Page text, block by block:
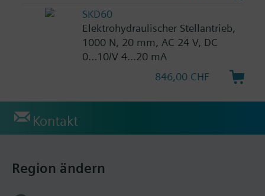
SKD60
Elektrohydraulischer Stellantrieb,
1000 N, 20 mm, AC 24 V, DC
0...10/V 4...20 mA
846,00 CHF
Kontakt
Region ändern